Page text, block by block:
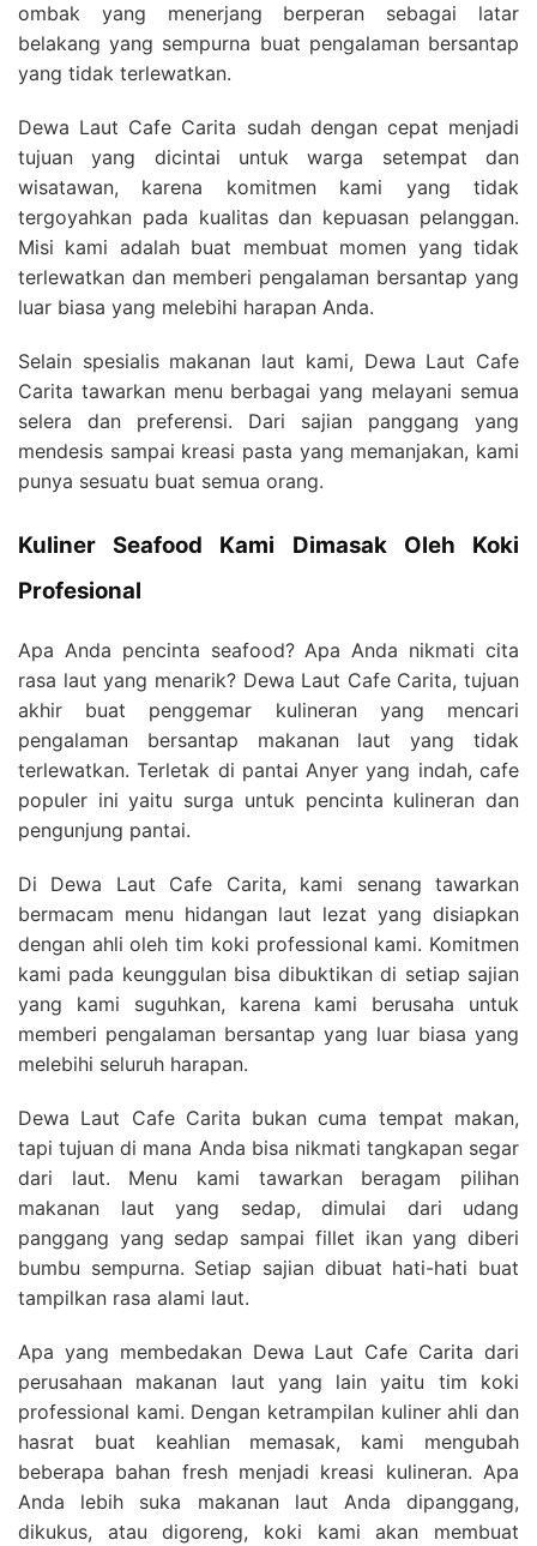
ombak yang menerjang berperan sebagai latar
belakang yang sempurna buat pengalaman bersantap
yang tidak terlewatkan.
Dewa Laut Cafe Carita sudah dengan cepat menjadi
tujuan yang dicintai untuk warga setempat dan
wisatawan, karena komitmen kami yang tidak
tergoyahkan pada kualitas dan kepuasan pelanggan.
Misi kami adalah buat membuat momen yang tidak
terlewatkan dan memberi pengalaman bersantap yang
luar biasa yang melebihi harapan Anda.
Selain spesialis makanan laut kami, Dewa Laut Cafe
Carita tawarkan menu berbagai yang melayani semua
selera dan preferensi. Dari sajian panggang yang
mendesis sampai kreasi pasta yang memanjakan, kami
punya sesuatu buat semua orang.
Kuliner Seafood Kami Dimasak Oleh Koki
Profesional
Apa Anda pencinta seafood? Apa Anda nikmati cita
rasa laut yang menarik? Dewa Laut Cafe Carita, tujuan
akhir buat penggemar kulineran yang mencari
pengalaman bersantap makanan laut yang tidak
terlewatkan. Terletak di pantai Anyer yang indah, cafe
populer ini yaitu surga untuk pencinta kulineran dan
pengunjung pantai.
Di Dewa Laut Cafe Carita, kami senang tawarkan
bermacam menu hidangan laut lezat yang disiapkan
dengan ahli oleh tim koki professional kami. Komitmen
kami pada keunggulan bisa dibuktikan di setiap sajian
yang kami suguhkan, karena kami berusaha untuk
memberi pengalaman bersantap yang luar biasa yang
melebihi seluruh harapan.
Dewa Laut Cafe Carita bukan cuma tempat makan,
tapi tujuan di mana Anda bisa nikmati tangkapan segar
dari laut. Menu kami tawarkan beragam pilihan
makanan laut yang sedap, dimulai dari udang
panggang yang sedap sampai fillet ikan yang diberi
bumbu sempurna. Setiap sajian dibuat hati-hati buat
tampilkan rasa alami laut.
Apa yang membedakan Dewa Laut Cafe Carita dari
perusahaan makanan laut yang lain yaitu tim koki
professional kami. Dengan ketrampilan kuliner ahli dan
hasrat buat keahlian memasak, kami mengubah
beberapa bahan fresh menjadi kreasi kulineran. Apa
Anda lebih suka makanan laut Anda dipanggang,
dikukus, atau digoreng, koki kami akan membuat